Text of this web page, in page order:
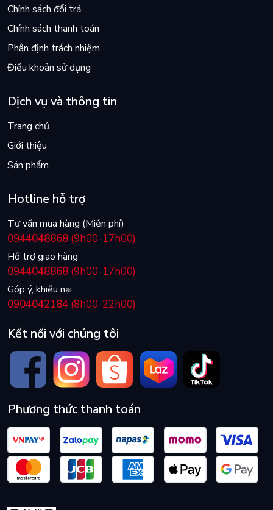
Chính sách đổi trả
Chính sách thanh toán
Phân định trách nhiệm
Điều khoản sử dụng
Dịch vụ và thông tin
Trang chủ
Giới thiệu
Sản phẩm
Hotline hỗ trợ
Tư vấn mua hàng (Miễn phí)
0944048868 (9h00-17h00)
Hỗ trợ giao hàng
0944048868 (9h00-17h00)
Góp ý, khiếu nại
0904042184 (8h00-22h00)
Kết nối với chúng tôi
Phương thức thanh toán